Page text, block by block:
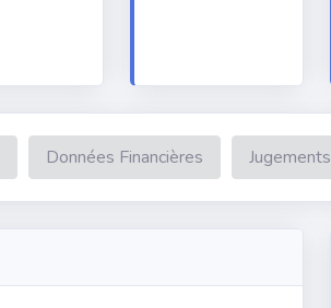
Données Financières Jugements